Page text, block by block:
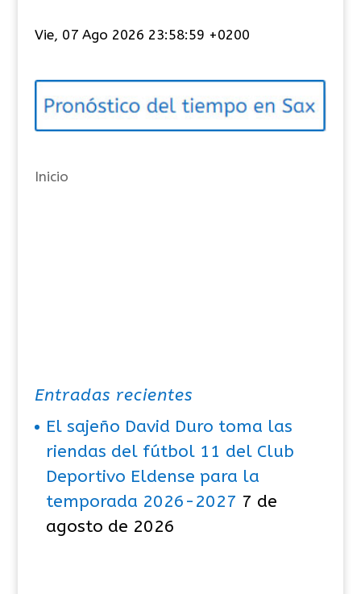
e
o
í
s
Vie, 07 Ago 2026 23:58:59 +0200
Inicio
Entradas recientes
El sajeño David Duro toma las
riendas del fútbol 11 del Club
Deportivo Eldense para la
temporada 2026-2027 7 de
agosto de 2026